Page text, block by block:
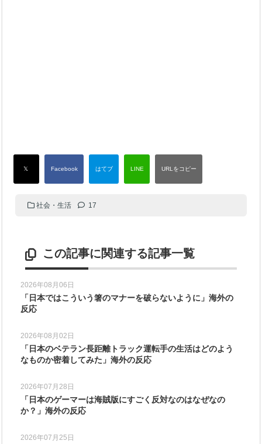
社会・生活 17
この記事に関連する記事一覧
2026年08月06日
「日本ではこういう箸のマナーを破らないように」海外の
反応
2026年08月02日
「日本のベテラン長距離トラック運転手の生活はどのよう
なものか密着してみた」海外の反応
2026年07月28日
「日本のゲーマーは海賊版にすごく反対なのはなぜなの
か？」海外の反応
2026年07月25日